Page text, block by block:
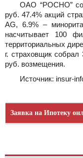
ОАО “РОСНО”
руб. 47.4% акций
AG, 6.9% –
насчитывает 100
территориальных
г. страховщик
руб. возмещения.
Источник: insur-
Заявка на Ипотеку